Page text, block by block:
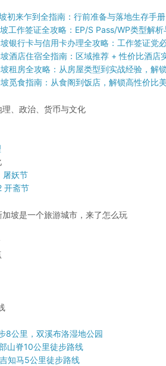
初来乍到全指南：行前准备与落地生存手册
工作签证全攻略：EP/S Pass/WP类型解析
银行卡与信用卡办理全攻略：工作签证党
酒店住宿全指南：区域推荐 + 性价比酒店
租房全攻略：从房屋类型到实战经验，解
觅食指南：从食阁到饭店，解锁高性价比
理、政治、货币与文化
屠妖节
开斋节
加坡是一个旅游城市，来了怎么玩
8公里，双溪布洛湿地公园
山脊10公里徒步路线
知马5公里徒步路线